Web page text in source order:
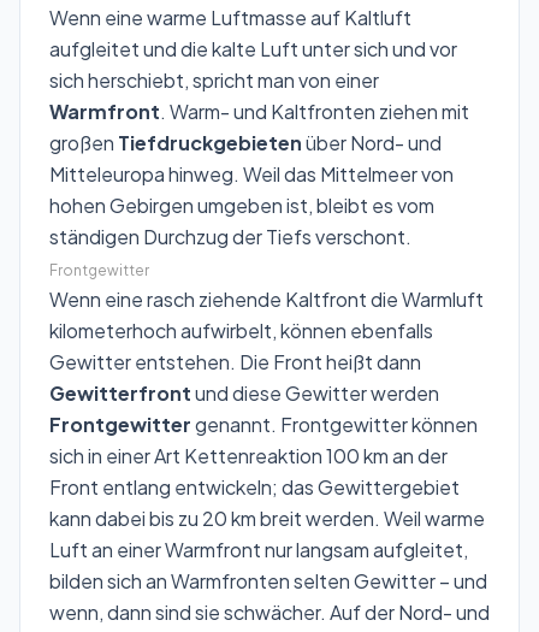
Wenn eine warme Luftmasse auf Kaltluft
aufgleitet und die kalte Luft unter sich und vor
sich herschiebt, spricht man von einer
Warmfront. Warm- und Kaltfronten ziehen mit
großen Tiefdruckgebietenüber Nord- und
Mitteleuropa hinweg. Weil das Mittelmeer von
hohen Gebirgen umgeben ist, bleibt es vom
ständigen Durchzug der Tiefs verschont.
Frontgewitter
Wenn eine rasch ziehende Kaltfront die Warmluft
kilometerhoch aufwirbelt, können ebenfalls
Gewitter entstehen. Die Front heißt dann
Gewitterfrontund diese Gewitter werden
Frontgewittergenannt. Frontgewitter können
sich in einer Art Kettenreaktion 100 km an der
Front entlang entwickeln; das Gewittergebiet
kann dabei bis zu 20 km breit werden. Weil warme
Luft an einer Warmfront nur langsam aufgleitet,
bilden sich an Warmfronten selten Gewitter – und
wenn, dann sind sie schwächer. Auf der Nord- und